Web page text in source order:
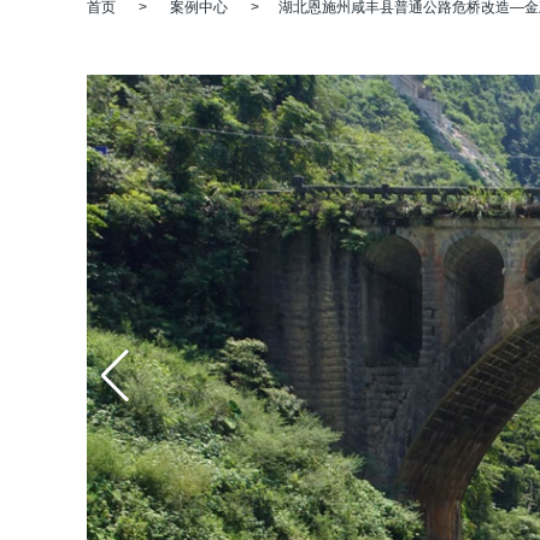
首页 > 案例中心 > 湖北恩施州咸丰县普通公路危桥改造—